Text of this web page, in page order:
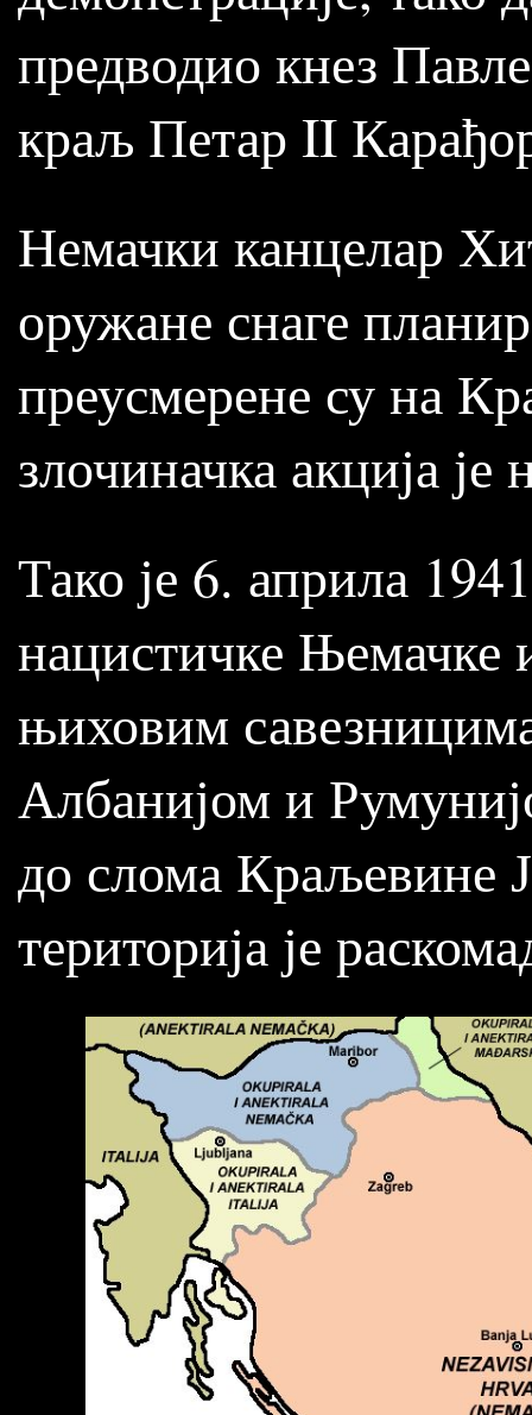
предводио кнез
краљ Петар II
Немачки канцелар
оружане снаге
преусмерене су на
злочиначка акција је
Тако је 6. априла
нацистичке Њемачке
њиховим
Албанијом и
до слома Краљевине
територија је